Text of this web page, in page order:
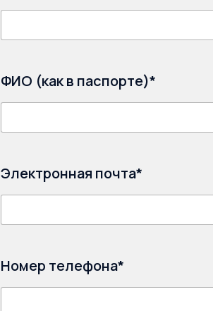
ФИО (как в паспорте)*
Электронная почта*
Номер телефона*